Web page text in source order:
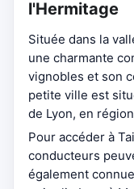
l'Hermitage
Située dans la
une charmante
vignobles et son
petite ville est
de Lyon, en
Pour accéder à
conducteurs
également